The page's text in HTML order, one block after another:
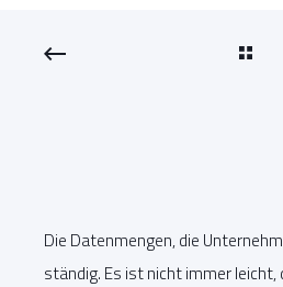
Die Datenmengen, die
ständig. Es ist nicht immer leicht,